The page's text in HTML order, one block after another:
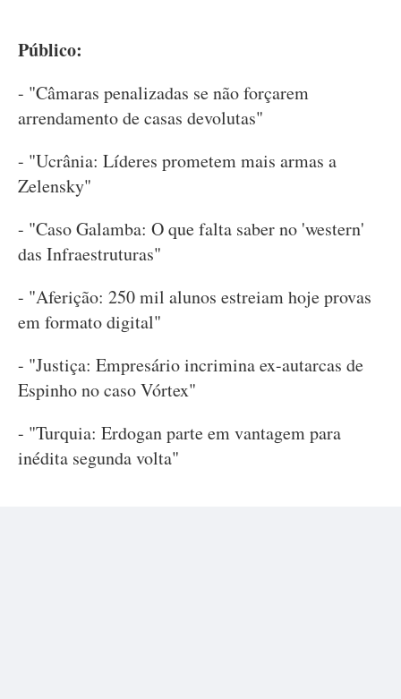
Público:
- "Câmaras penalizadas se não forçarem
arrendamento de casas devolutas"
- "Ucrânia: Líderes prometem mais armas a
Zelensky"
- "Caso Galamba: O que falta saber no 'western'
das Infraestruturas"
- "Aferição: 250 mil alunos estreiam hoje provas
em formato digital"
- "Justiça: Empresário incrimina ex-autarcas de
Espinho no caso Vórtex"
- "Turquia: Erdogan parte em vantagem para
inédita segunda volta"